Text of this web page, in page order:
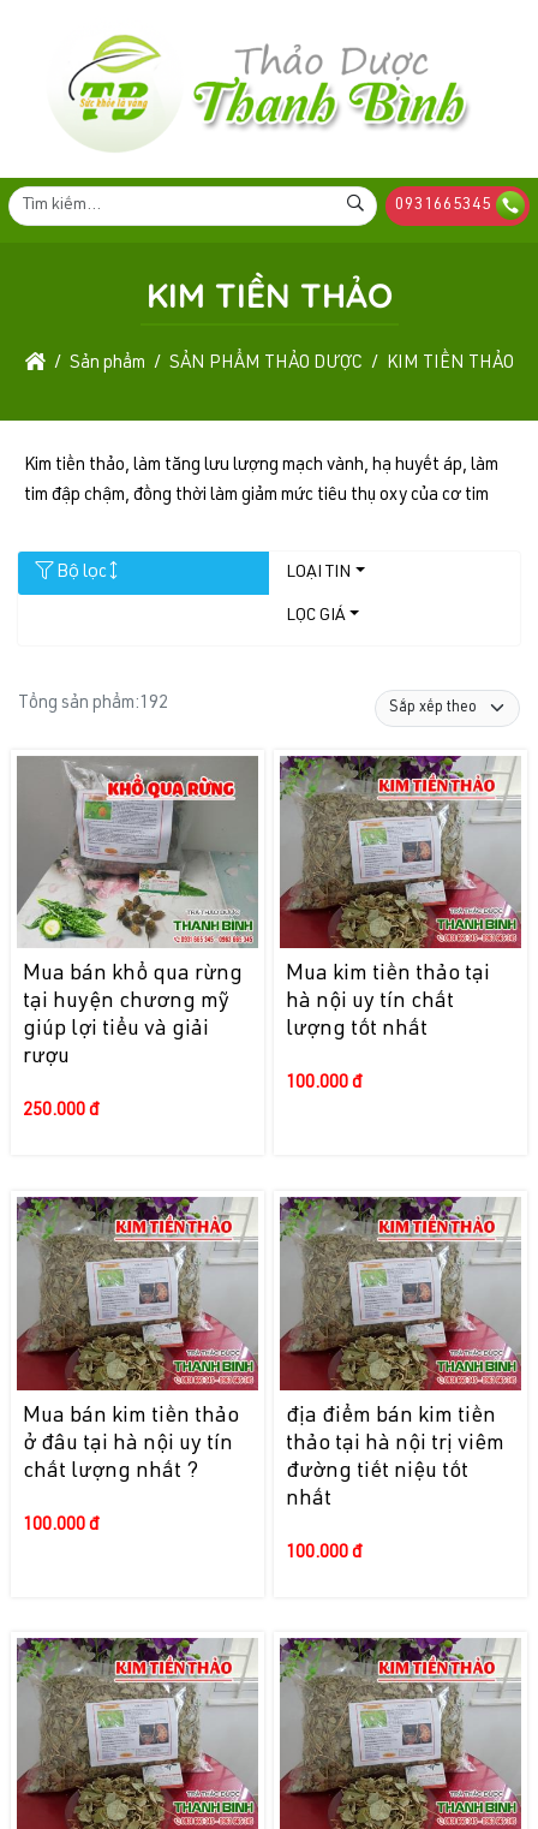
0931665345
KIM TIỀN THẢO
Sản phẩm SẢN PHẨM THẢO DƯỢC KIM TIỀN THẢO
Kim tiền thảo, làm tăng lưu lượng mạch vành, hạ huyết áp, làm
tim đập chậm, đồng thời làm giảm mức tiêu thụ oxy của cơ tim
Bộ lọc LOẠI TIN
LỌC GIÁ
Tổng sản phẩm: 192
Mua bán khổ qua rừng
tại huyện chương mỹ
giúp lợi tiểu và giải
rượu
250.000 đ
Mua kim tiền thảo tại
hà nội uy tín chất
lượng tốt nhất
100.000 đ
Mua bán kim tiền thảo
ở đâu tại hà nội uy tín
chất lượng nhất ?
100.000 đ
địa điểm bán kim tiền
thảo tại hà nội trị viêm
đường tiết niệu tốt
nhất
100.000 đ